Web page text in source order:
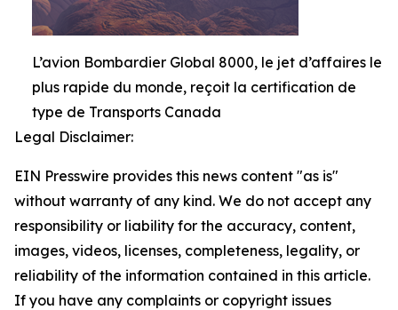
L’avion Bombardier Global 8000, le jet d’affaires le
plus rapide du monde, reçoit la certification de
type de Transports Canada
Legal Disclaimer:
EIN Presswire provides this news content "as is"
without warranty of any kind. We do not accept any
responsibility or liability for the accuracy, content,
images, videos, licenses, completeness, legality, or
reliability of the information contained in this article.
If you have any complaints or copyright issues